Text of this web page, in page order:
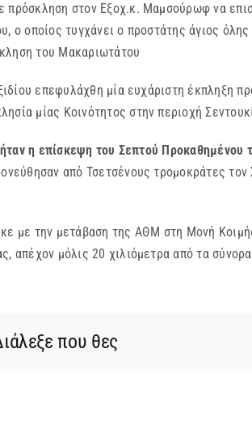
πρόσκληση στον Εξοχ.κ. Μαμσούρωφ να
ο οποίος τυγχάνει ο προστάτης άγιος
του Μακαριωτάτου
επεφυλάχθη μία ευχάριστη έκπληξη
μίας Κοινότητος στην περιοχή
ήταν η επίσκεψη του Σεπτού
από Τσετσένους τρομοκράτες
την μετάβαση της ΑΘΜ στη Μονή
απέχον μόλις 20 χιλιόμετρα από τα
που θες